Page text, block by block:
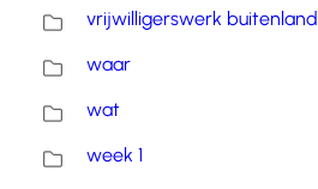
vrijwilligerswerk buitenland
waar
wat
week 1